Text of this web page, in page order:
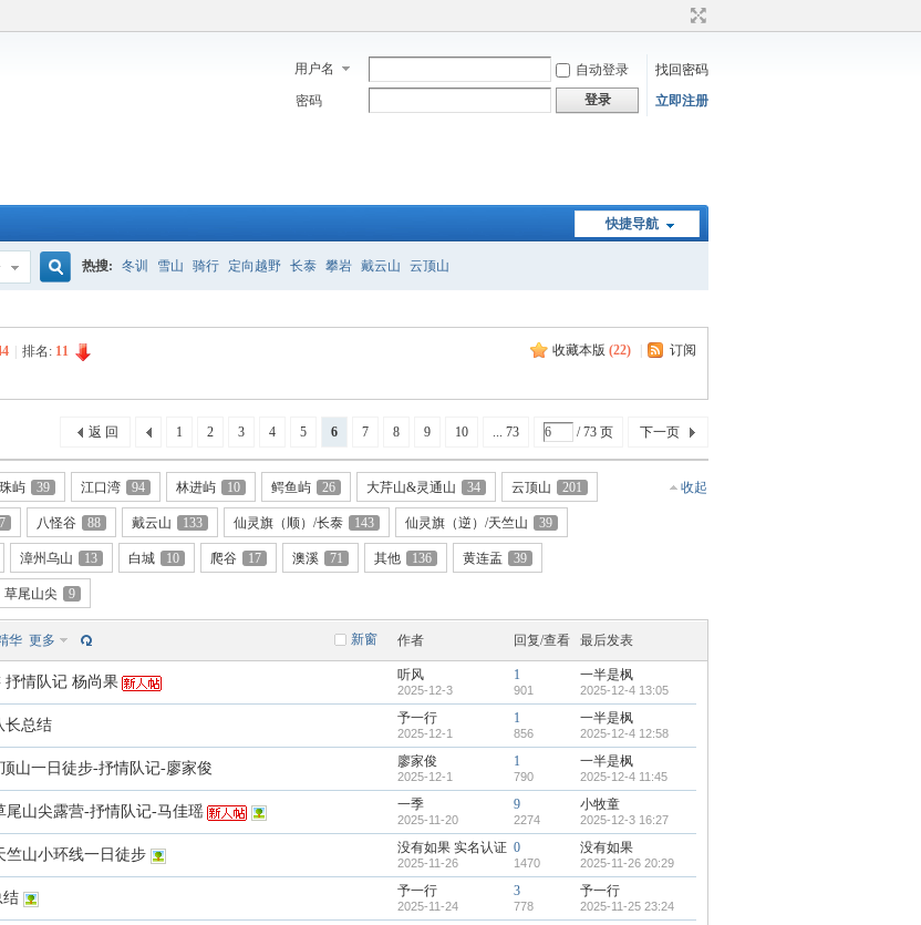
用户名 自动登录
找回密码
密码
登录 立即注册
快捷导航
热搜: 冬训 雪山 骑行 定向越野 长泰 攀岩 戴云山 云顶山
收藏本版 (22) 订阅
排名: 11
1 2 3 4 5 6 7 8 9 10 ... 73 / 73 页 下一页
返 回
收起
屿 39 江口湾 94 林进屿 10 鳄鱼屿 26 大芹山&灵通山 34 云顶山 201
八怪谷 88 戴云山 133 仙灵旗（顺）/长泰 143 仙灵旗（逆）/天竺山 39
漳州乌山 13 白城 10 爬谷 17 澳溪 71 其他 136 黄连盂 39
草尾山尖 9
新窗
华 更多 作者 回复/查看 最后发表
抒情队记 杨尚果 听风
2025-12-3
1
901
一半是枫
2025-12-4 13:05
长总结 予一行
2025-12-1
1
856
一半是枫
2025-12-4 12:58
山一日徒步-抒情队记-廖家俊 廖家俊
2025-12-1
1
790
一半是枫
2025-12-4 11:45
尾山尖露营-抒情队记-马佳瑶 一季
2025-11-20
9
2274
小牧童
2025-12-3 16:27
竺山小环线一日徒步 没有如果 实名认证
2025-11-26
0
1470
没有如果
2025-11-26 20:29
结 予一行
2025-11-24
3
778
予一行
2025-11-25 23:24